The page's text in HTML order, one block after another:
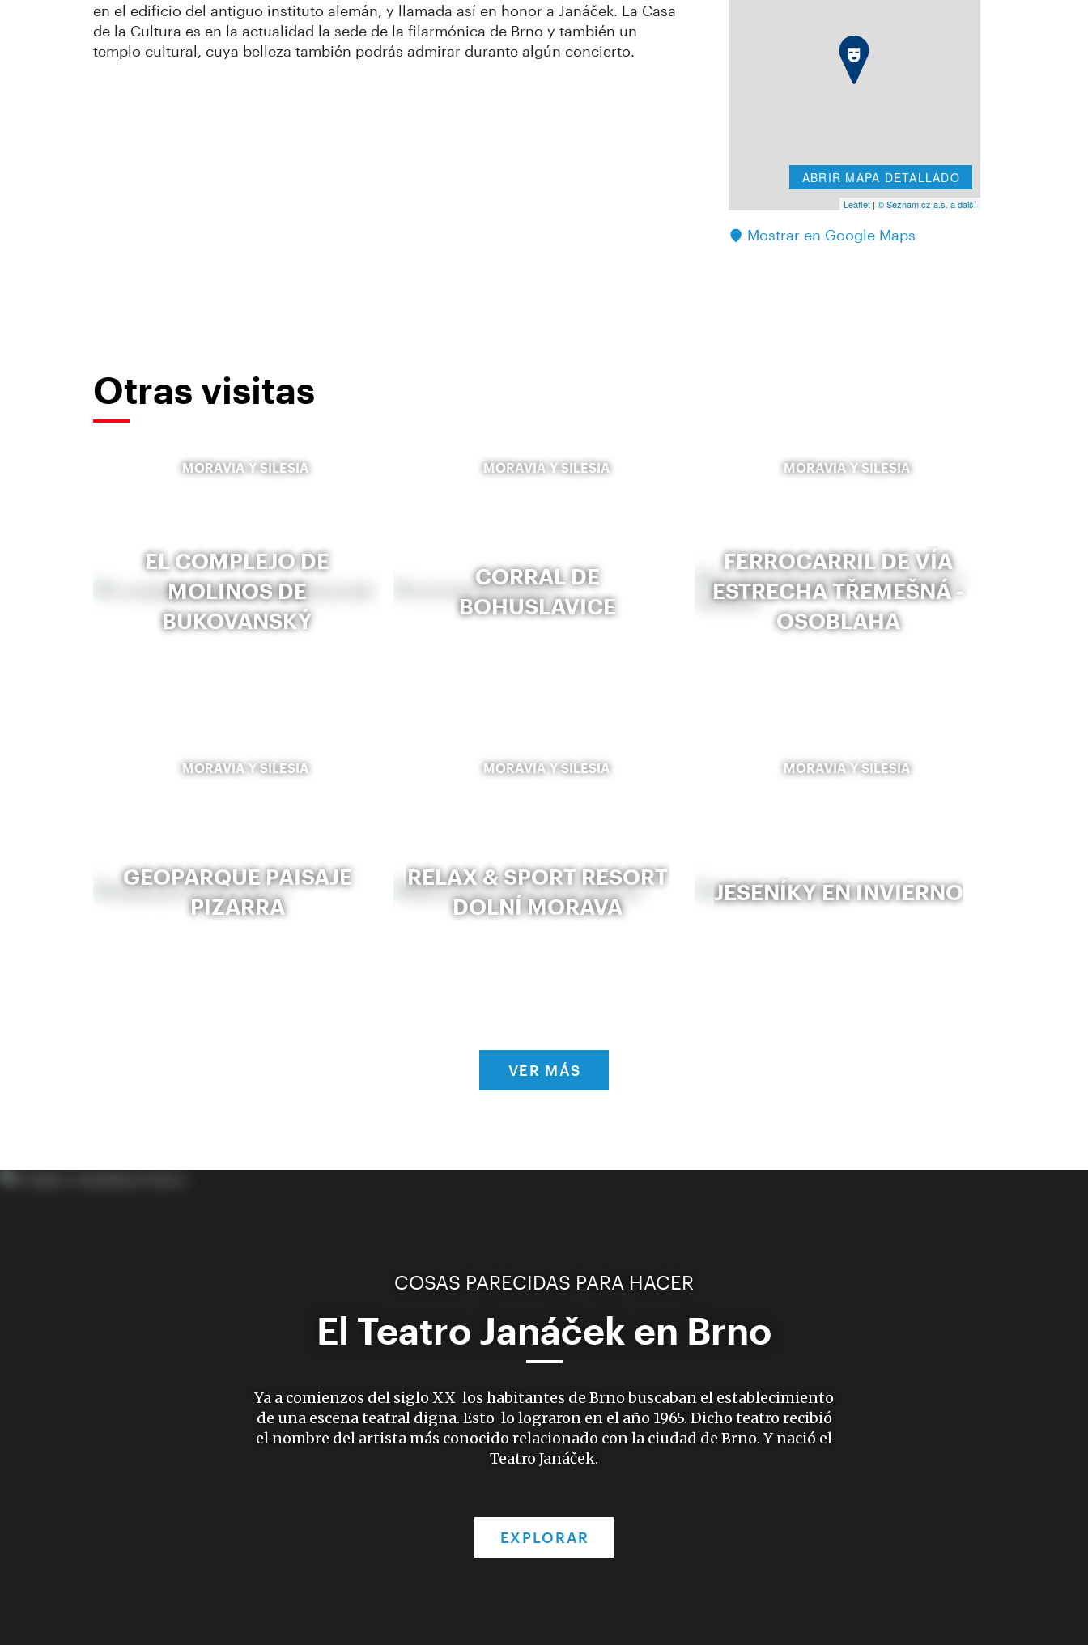
en el edificio del antiguo instituto alemán, y llamada así en honor a Janáček. La Casa
de la Cultura es en la actualidad la sede de la filarmónica de Brno y también un
templo cultural, cuya belleza también podrás admirar durante algún concierto.
ABRIR MAPA DETALLADO
Leaflet| © Seznam.cz a.s. a další
Mostrar en Google Maps
Otras visitas
MORAVIA Y SILESIA
EL COMPLEJO DE
MOLINOS DE
BUKOVANSKÝ
MORAVIA Y SILESIA
CORRAL DE
BOHUSLAVICE
MORAVIA Y SILESIA
FERROCARRIL DE VÍA
ESTRECHA TŘEMEŠNÁ -
OSOBLAHA
MORAVIA Y SILESIA
GEOPARQUE PAISAJE
PIZARRA
MORAVIA Y SILESIA
RELAX & SPORT RESORT
DOLNÍ MORAVA
MORAVIA Y SILESIA
JESENÍKY EN INVIERNO
VER MÁS
COSAS PARECIDAS PARA HACER
El Teatro Janáček en Brno
Ya a comienzos del siglo XX los habitantes de Brno buscaban el establecimiento
de una escena teatral digna. Esto lo lograron en el año 1965. Dicho teatro recibió
el nombre del artista más conocido relacionado con la ciudad de Brno. Y nació el
Teatro Janáček.
EXPLORAR